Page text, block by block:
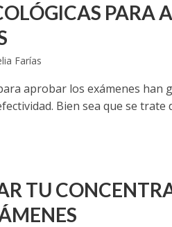
PARA
Farías
aprobar los exámenes han
Bien sea que se trate
TU